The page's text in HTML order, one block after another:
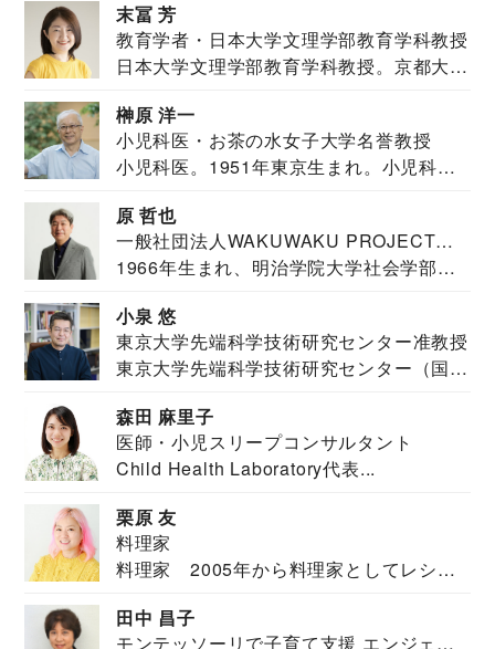
末冨 芳
教育学者・日本大学文理学部教育学科教授
日本大学文理学部教育学科教授。京都大学
榊原 洋一
小児科医・お茶の水女子大学名誉教授
小児科医。1951年東京生まれ。小児科
原 哲也
一般社団法人WAKUWAKU PROJECT
JAPAN代表・言語聴覚士・社会福祉士
1966年生まれ、明治学院大学社会学部福
小泉 悠
東京大学先端科学技術研究センター准教授
東京大学先端科学技術研究センター（国際
森田 麻里子
医師・小児スリープコンサルタント
Child Health Laboratory代表...
栗原 友
料理家
料理家 2005年から料理家としてレシピ
田中 昌子
モンテッソーリで子育て支援 エンジェル